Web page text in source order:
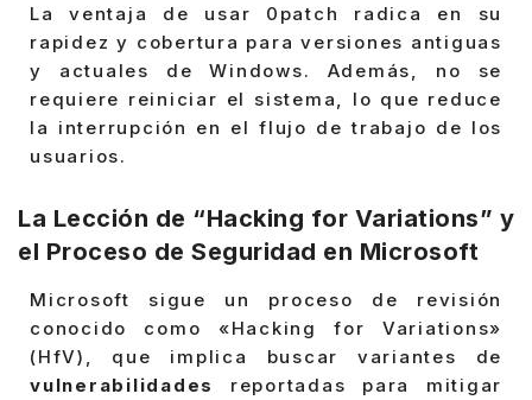
La ventaja de usar 0patch radica en su
rapidez y cobertura para versiones antiguas
y actuales de Windows. Además, no se
requiere reiniciar el sistema, lo que reduce
la interrupción en el flujo de trabajo de los
usuarios.
La Lección de “Hacking for Variations” y
el Proceso de Seguridad en Microsoft
Microsoft sigue un proceso de revisión
conocido como «Hacking for Variations»
(HfV), que implica buscar variantes de
vulnerabilidades
reportadas para mitigar